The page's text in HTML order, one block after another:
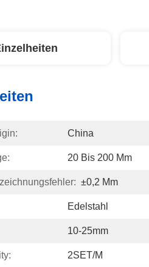
China
20 Bis 200 Mm
±0,2 Mm
Edelstahl
10-25mm
2SET/M